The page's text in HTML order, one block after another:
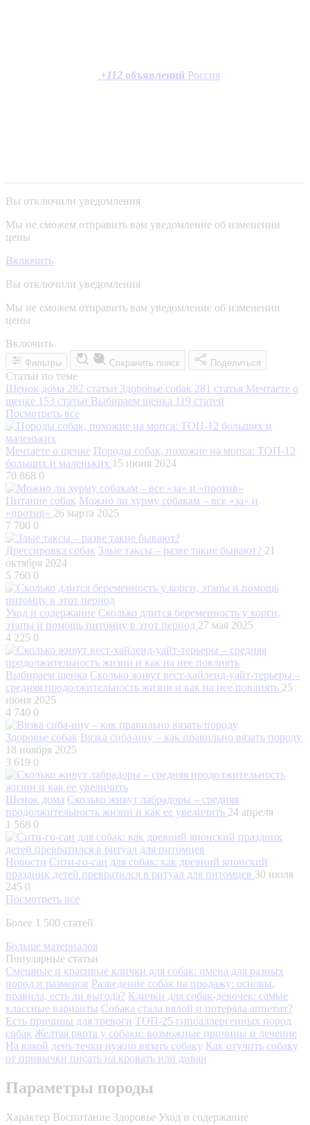
+112 объявлений Россия
Вы отключили уведомления
Мы не сможем отправить вам уведомление об изменении
цены
Включить
Вы отключили уведомления
Мы не сможем отправить вам уведомление об изменении
цены
Включить
Фильтры Сохранить поиск Поделиться
Статьи по теме
Щенок дома 282 статьи Здоровье собак 281 статья Мечтаете о
щенке 153 статьи Выбираем щенка 119 статей
Посмотреть все
Мечтаете о щенке Породы собак, похожие на мопса: ТОП-12
больших и маленьких 15 июня 2024
70 868 0
Питание собак Можно ли хурму собакам – все «за» и
«против» 26 марта 2025
7 700 0
Дрессировка собак Злые таксы – разве такие бывают? 21
октября 2024
5 760 0
Уход и содержание Сколько длится беременность у корги,
этапы и помощь питомцу в этот период 27 мая 2025
4 225 0
Выбираем щенка Сколько живут вест-хайленд-уайт-терьеры –
средняя продолжительность жизни и как на нее повлиять 25
июня 2025
4 740 0
Здоровье собак Вязка сиба-ину – как правильно вязать породу
18 ноября 2025
3 619 0
Щенок дома Сколько живут лабрадоры – средняя
продолжительность жизни и как ее увеличить 24 апреля
1 568 0
Новости Сити-го-сан для собак: как древний японский
праздник детей превратился в ритуал для питомцев 30 июля
245 0
Посмотреть все
Более 1 500 статей
Больше материалов
Популярные статьи
Смешные и красивые клички для собак: имена для разных
пород и размеров Разведение собак на продажу: основы,
правила, есть ли выгода? Клички для собак-девочек: самые
классные варианты Собака стала вялой и потеряла аппетит?
Есть причины для тревоги ТОП-25 гипоаллергенных пород
собак Желтая рвота у собаки: возможные причины и лечение
На какой день течки нужно вязать собаку Как отучить собаку
от привычки писать на кровать или диван
Параметры породы
Характер Воспитание Здоровье Уход и содержание